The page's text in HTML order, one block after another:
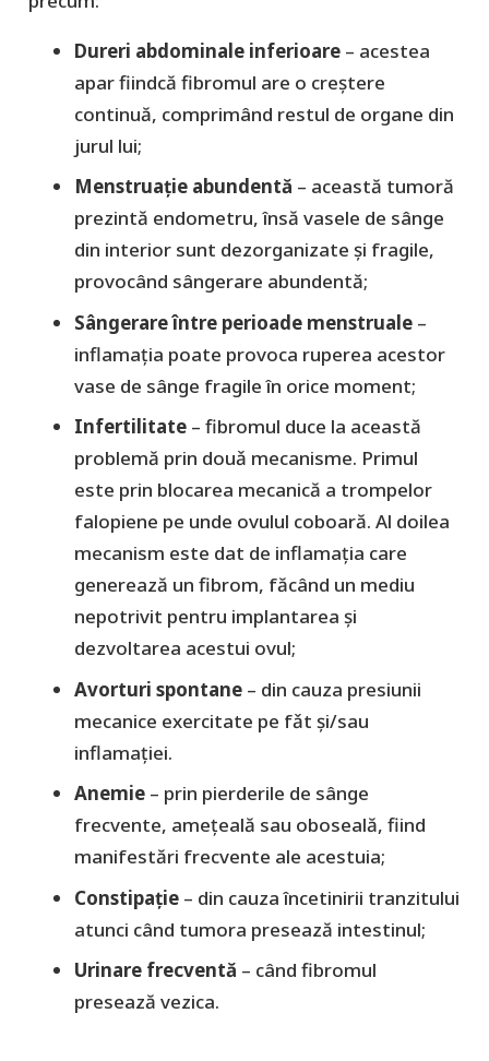
Dureri abdominale inferioare – acestea
apar fiindcă fibromul are o creștere
continuă, comprimând restul de organe din
jurul lui;
Menstruație abundentă – această tumoră
prezintă endometru, însă vasele de sânge
din interior sunt dezorganizate și fragile,
provocând sângerare abundentă;
Sângerare între perioade menstruale –
inflamația poate provoca ruperea acestor
vase de sânge fragile în orice moment;
Infertilitate – fibromul duce la această
problemă prin douǎ mecanisme. Primul
este prin blocarea mecanică a trompelor
falopiene pe unde ovulul coboară. Al doilea
mecanism este dat de inflamația care
generează un fibrom, făcând un mediu
nepotrivit pentru implantarea și
dezvoltarea acestui ovul;
Avorturi spontane – din cauza presiunii
mecanice exercitate pe fǎt și/sau
inflamației.
Anemie – prin pierderile de sânge
frecvente, amețeală sau oboseală, fiind
manifestări frecvente ale acestuia;
Constipație – din cauza încetinirii tranzitului
atunci când tumora presează intestinul;
Urinare frecventă – când fibromul
presează vezica.